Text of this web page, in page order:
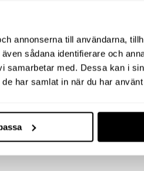
annonserna till användarna,
sådana identifierare och
med. Dessa kan i
har samlat in när du har